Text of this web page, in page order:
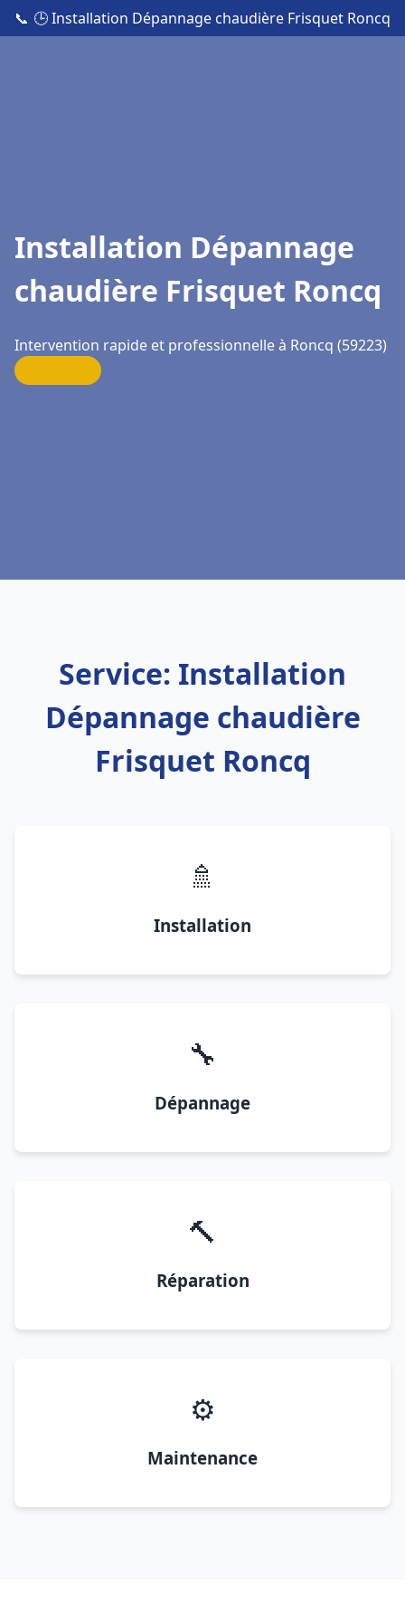
📞 🕒 Installation Dépannage chaudière Frisquet Roncq
Installation Dépannage
chaudière Frisquet Roncq
Intervention rapide et professionnelle à Roncq (59223)
Service: Installation
Dépannage chaudière
Frisquet Roncq
🚿
Installation
🔧
Dépannage
🔨
Réparation
⚙️
Maintenance